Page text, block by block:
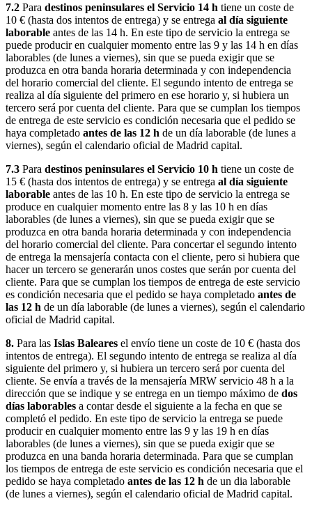
7.2 Para destinos peninsulares el Servicio 14 h tiene un coste de
10 € (hasta dos intentos de entrega) y se entrega al día siguiente
laborable antes de las 14 h. En este tipo de servicio la entrega se
puede producir en cualquier momento entre las 9 y las 14 h en días
laborables (de lunes a viernes), sin que se pueda exigir que se
produzca en otra banda horaria determinada y con independencia
del horario comercial del cliente. El segundo intento de entrega se
realiza al día siguiente del primero en ese horario y, si hubiera un
tercero será por cuenta del cliente. Para que se cumplan los tiempos
de entrega de este servicio es condición necesaria que el pedido se
haya completado antes de las 12 h de un día laborable (de lunes a
viernes), según el calendario oficial de Madrid capital.
7.3 Para destinos peninsulares el Servicio 10 h tiene un coste de
15 € (hasta dos intentos de entrega) y se entrega al día siguiente
laborable antes de las 10 h. En este tipo de servicio la entrega se
produce en cualquier momento entre las 8 y las 10 h en días
laborables (de lunes a viernes), sin que se pueda exigir que se
produzca en otra banda horaria determinada y con independencia
del horario comercial del cliente. Para concertar el segundo intento
de entrega la mensajería contacta con el cliente, pero si hubiera que
hacer un tercero se generarán unos costes que serán por cuenta del
cliente. Para que se cumplan los tiempos de entrega de este servicio
es condición necesaria que el pedido se haya completado antes de
las 12 h de un día laborable (de lunes a viernes), según el calendario
oficial de Madrid capital.
8. Para las Islas Baleares el envío tiene un coste de 10 € (hasta dos
intentos de entrega). El segundo intento de entrega se realiza al día
siguiente del primero y, si hubiera un tercero será por cuenta del
cliente. Se envía a través de la mensajería MRW servicio 48 h a la
dirección que se indique y se entrega en un tiempo máximo de dos
días laborables a contar desde el siguiente a la fecha en que se
completó el pedido. En este tipo de servicio la entrega se puede
producir en cualquier momento entre las 9 y las 19 h en días
laborables (de lunes a viernes), sin que se pueda exigir que se
produzca en una banda horaria determinada. Para que se cumplan
los tiempos de entrega de este servicio es condición necesaria que el
pedido se haya completado antes de las 12 h de un dia laborable
(de lunes a viernes), según el calendario oficial de Madrid capital.